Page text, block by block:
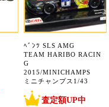
ﾍﾞﾝﾂ SLS AMG
TEAM HARIBO RACIN
G
2015/MINICHAMPS
ミニチャンプス1/43
査定額UP中